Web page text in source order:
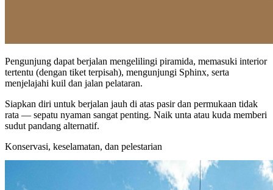
Pengunjung dapat berjalan mengelilingi piramida, memasuki interior
tertentu (dengan tiket terpisah), mengunjungi Sphinx, serta
menjelajahi kuil dan jalan pelataran.
Siapkan diri untuk berjalan jauh di atas pasir dan permukaan tidak
rata — sepatu nyaman sangat penting. Naik unta atau kuda memberi
sudut pandang alternatif.
Konservasi, keselamatan, dan pelestarian